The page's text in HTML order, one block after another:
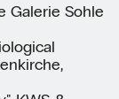
Galerie Sohle